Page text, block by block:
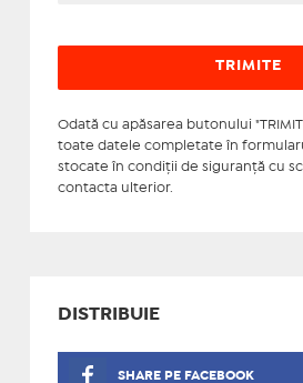
Odată cu apăsarea butonului
toate datele completate în
stocate în condiţii de siguranţă cu
contacta ulterior.
DISTRIBUIE
SHARE PE FACEBOOK